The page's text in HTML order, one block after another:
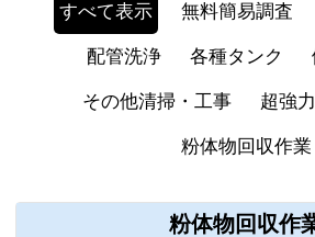
すべて表示 無料簡易調査
配管洗浄 各種タンク
その他清掃・工事 超強
粉体物回収作業
粉体物回収作